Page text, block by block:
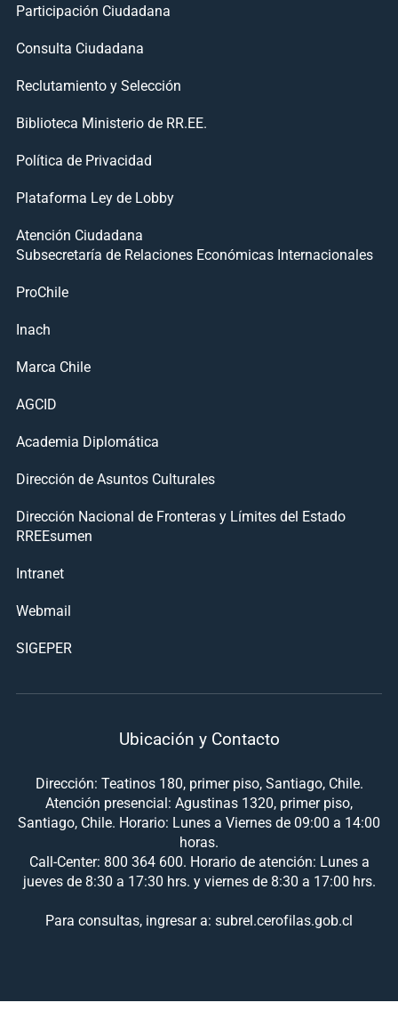
Participación Ciudadana
Consulta Ciudadana
Reclutamiento y Selección
Biblioteca Ministerio de RR.EE.
Política de Privacidad
Plataforma Ley de Lobby
Atención Ciudadana
Subsecretaría de Relaciones Económicas Internacionales
ProChile
Inach
Marca Chile
AGCID
Academia Diplomática
Dirección de Asuntos Culturales
Dirección Nacional de Fronteras y Límites del Estado
RREEsumen
Intranet
Webmail
SIGEPER
Ubicación y Contacto
Dirección: Teatinos 180, primer piso, Santiago, Chile.
Atención presencial: Agustinas 1320, primer piso,
Santiago, Chile. Horario: Lunes a Viernes de 09:00 a 14:00
horas.
Call-Center: 800 364 600. Horario de atención: Lunes a
jueves de 8:30 a 17:30 hrs. y viernes de 8:30 a 17:00 hrs.
Para consultas, ingresar a: subrel.cerofilas.gob.cl